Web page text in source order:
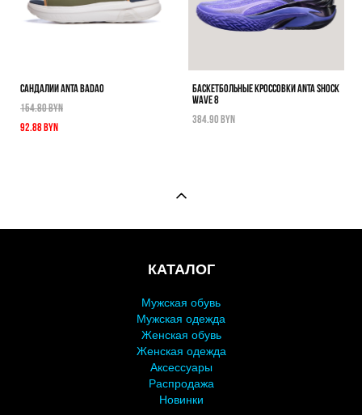
САНДАЛИИ ANTA BADAO
154.80 BYN
92.88 BYN
БАСКЕТБОЛЬНЫЕ КРОССОВКИ ANTA SHOCK
WAVE 8
384.90 BYN
КАТАЛОГ
Мужская обувь
Мужская одежда
Женская обувь
Женская одежда
Аксессуары
Распродажа
Новинки